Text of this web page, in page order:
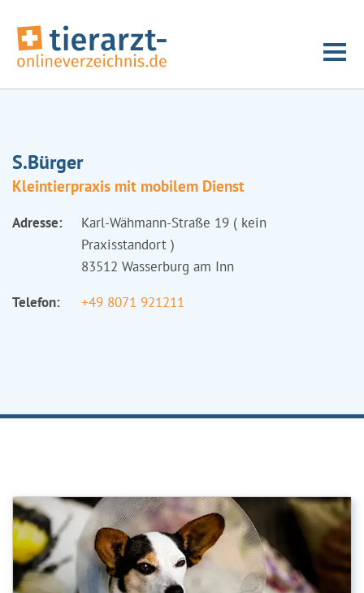
S.Bürger
Kleintierpraxis mit mobilem Dienst
Adresse:
Karl-Wähmann-Straße 19 ( kein
Praxisstandort )
83512 Wasserburg am Inn
Telefon:
+49 8071 921211